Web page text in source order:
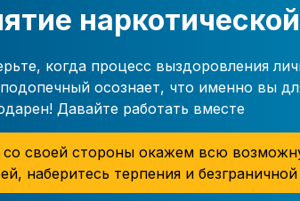
когда процесс выздоровления
осознает, что именно вы
Давайте работать вместе
своей стороны окажем всю
наберитесь терпения и